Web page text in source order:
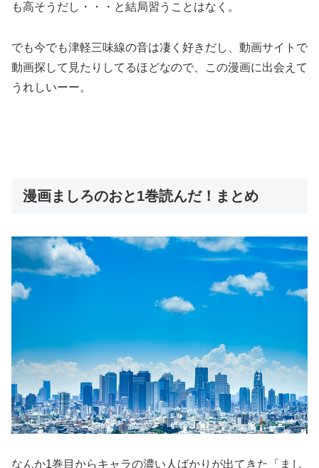
も高そうだし・・・と結局習うことはなく。
でも今でも津軽三味線の音は凄く好きだし、動画サイトで
動画探して見たりしてるほどなので、この漫画に出会えて
うれしいーー。
漫画ましろのおと1巻読んだ！まとめ
なんか1巻目からキャラの濃い人ばかりが出てきた「まし